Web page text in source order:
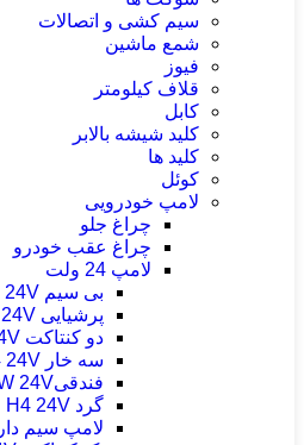
سیم کشی و اتصالات
شمع ماشین
فیوز
قلاف کیلومتر
کابل
کلید شیشه بالابر
کلید ها
کوئل
لامپ خودرویی
چراغ جلو
چراغ عقب خودرو
لامپ 24 ولت
بی سیم H1 24V
پرشیایی H7 24V
دو کنتاکت P21/5 24V
سه خار H4 24V
فندقیR10W 24V
گرد H4 24V
لامپ سیم دار H3 24V